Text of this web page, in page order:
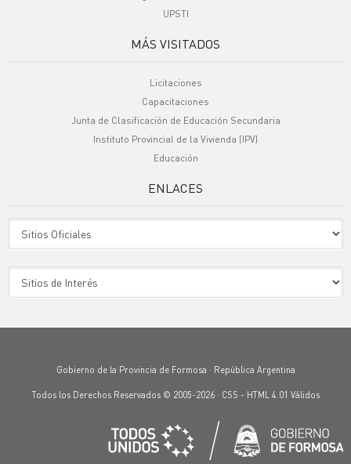
UPSTI
MÁS VISITADOS
Licitaciones
Capacitaciones
Junta de Clasificación de Educación Secundaria
Instituto Provincial de la Vivienda (IPV)
Educación
ENLACES
Gobierno de la Provincia de Formosa · República Argentina
Todos los Derechos Reservados © 2005-2026 · CSS - HTML 4.01 Válidos